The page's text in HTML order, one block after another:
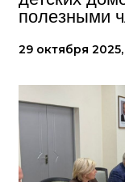
полезными
29 октября 2025,